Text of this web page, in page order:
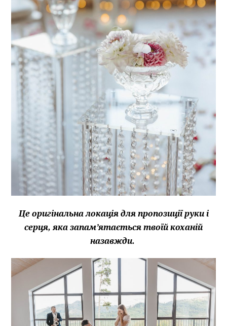
Це оригінальна локація для пропозиції руки і
серця, яка запам’ятається твоїй коханій
назавжди.